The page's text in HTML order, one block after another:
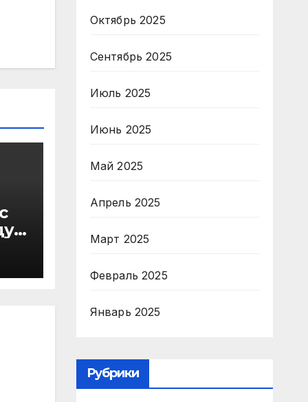
Октябрь 2025
Сентябрь 2025
Июль 2025
Июнь 2025
Май 2025
Апрель 2025
Март 2025
Февраль 2025
Январь 2025
Рубрики